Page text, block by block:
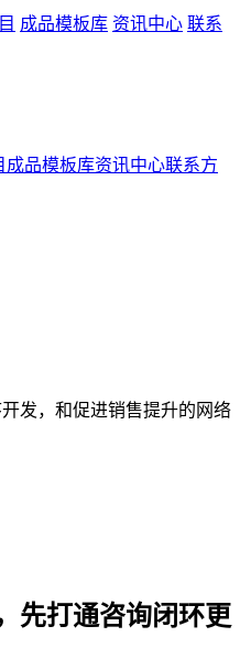
成品模板库 资讯中心 联系
成品模板库资讯中心联系方
发，和促进销售提升的网络
先打通咨询闭环更